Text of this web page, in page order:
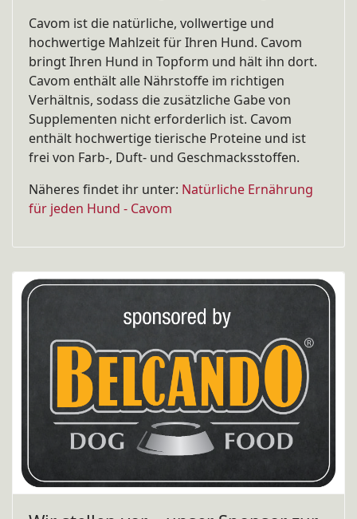
Cavom ist die natürliche, vollwertige und
hochwertige Mahlzeit für Ihren Hund. Cavom
bringt Ihren Hund in Topform und hält ihn dort.
Cavom enthält alle Nährstoffe im richtigen
Verhältnis, sodass die zusätzliche Gabe von
Supplementen nicht erforderlich ist. Cavom
enthält hochwertige tierische Proteine und ist
frei von Farb-, Duft- und Geschmacksstoffen.
Näheres findet ihr unter: Natürliche Ernährung
für jeden Hund - Cavom